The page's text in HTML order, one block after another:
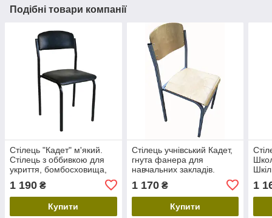
Подібні товари компанії
Стілець "Кадет" м'який.
Стілець з оббивкою для
укриття, бомбосховища,
1 190 ₴
Купити
Стілець учнівський Кадет,
гнута фанера для
навчальних закладів.
Шкільний стілець та парта
для класу, в актовий зал
1 170₴
Купити
для
1